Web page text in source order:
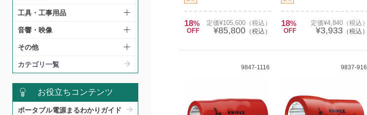
工具・工事用品
音響・映像
その他
カテゴリ一覧
お役立ちコンテンツ
ポータブル電源まるわかりガイド​
18%
OFF
定価¥105,600（税込）
¥85,800 （税込）
18%
OFF
定価¥4,840（税込）
¥3,933（税込）
9847-1116 9837-916